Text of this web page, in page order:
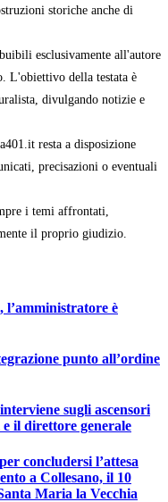
storiche anche di
esclusivamente all'autore
L'obiettivo della testata è
divulgando notizie e
resta a disposizione
precisazioni o eventuali
i temi affrontati,
il proprio giudizio.
l’amministratore è
punto all’ordine
sugli ascensori
il direttore generale
concludersi l’attesa
a Collesano, il 10
Maria la Vecchia